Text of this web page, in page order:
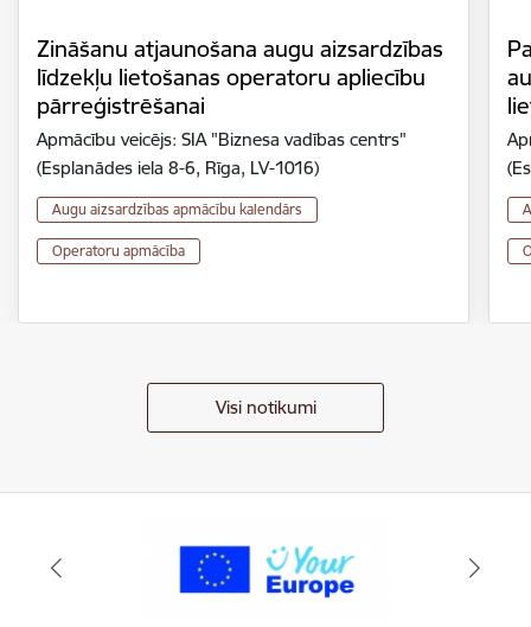
Zināšanu atjaunošana augu aizsardzības
līdzekļu lietošanas operatoru apliecību
pārreģistrēšanai
Apmācību veicējs: SIA "Biznesa vadības centrs"
(Esplanādes iela 8-6, Rīga, LV-1016)
Augu aizsardzības apmācību kalendārs
Operatoru apmācība
Visi notikumi